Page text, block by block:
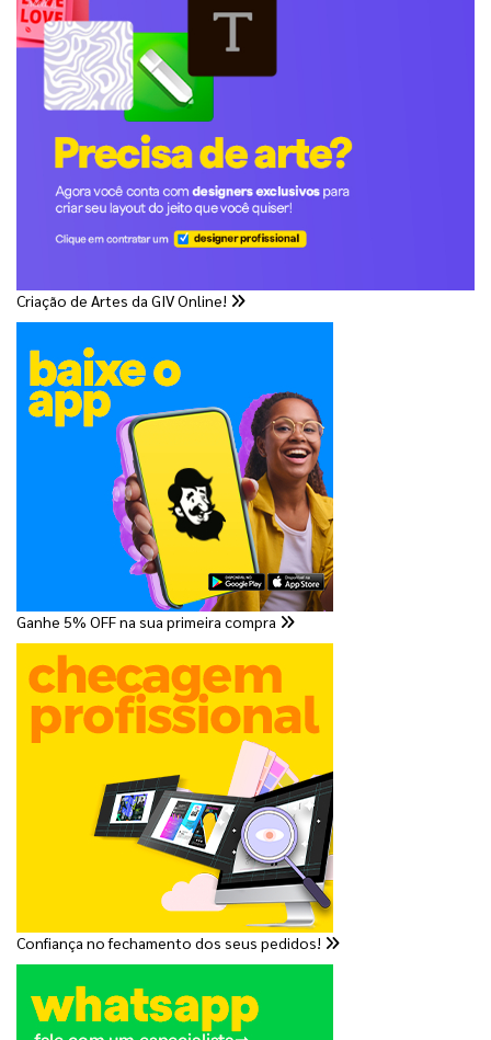
Criação de Artes da GIV Online!
Ganhe 5% OFF na sua primeira compra
Confiança no fechamento dos seus pedidos!